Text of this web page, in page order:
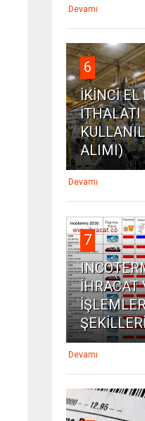
Devamı
6
İKİNCİ EL
İTHALATI
ALIMI)
Devamı
7
İHRACAT
Devamı